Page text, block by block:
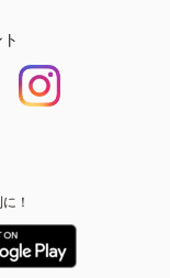
！